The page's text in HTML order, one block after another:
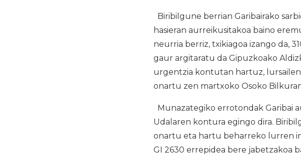
Biribilgune berrian Garibairako
hasieran aurreikusitakoa baino
neurria berriz, txikiagoa izango da,
gaur argitaratu da Gipuzkoako
urgentzia kontutan hartuz,
onartu zen martxoko Osoko
Munazategiko errotondak Garibai
Udalaren kontura egingo dira.
onartu eta hartu beharreko lurren
GI 2630 errepidea bere jabetzakoa